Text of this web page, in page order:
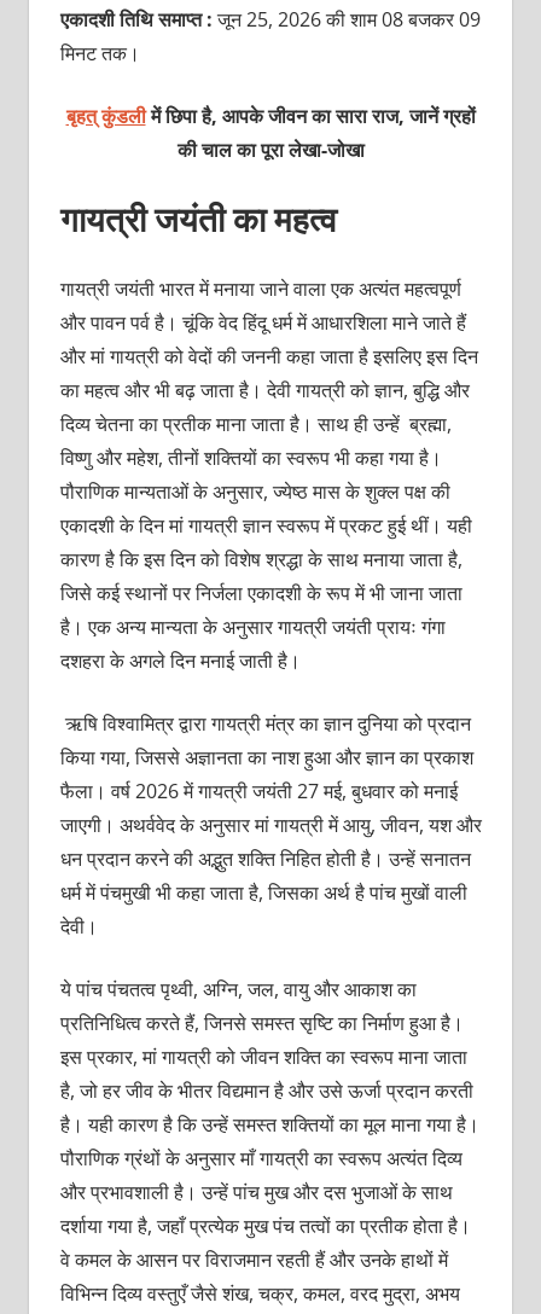
एकादशी तिथि समाप्त :जून 25, 2026 की शाम 08 बजकर 09
मिनट तक।
बृहत् कुंडलीमें छिपा है, आपके जीवन का सारा राज, जानें ग्रहों
की चाल का पूरालेखा-जोखा
गायत्री जयंती का महत्व
गायत्री जयंती भारत में मनाया जाने वाला एक अत्यंत महत्वपूर्ण
और पावन पर्व है। चूंकि वेद हिंदू धर्म में आधारशिला माने जाते हैं
और मां गायत्री को वेदों की जननी कहा जाता है इसलिए इस दिन
का महत्व और भी बढ़ जाता है। देवी गायत्री को ज्ञान, बुद्धि और
दिव्य चेतना का प्रतीक माना जाता है। साथ ही उन्हें ब्रह्मा,
विष्णु और महेश, तीनों शक्तियों का स्वरूप भी कहा गया है।
पौराणिक मान्यताओं के अनुसार, ज्येष्ठ मास के शुक्ल पक्ष की
एकादशी के दिन मां गायत्री ज्ञान स्वरूप में प्रकट हुई थीं। यही
कारण है कि इस दिन को विशेष श्रद्धा के साथ मनाया जाता है,
जिसे कई स्थानों पर निर्जला एकादशी के रूप में भी जाना जाता
है। एक अन्य मान्यता के अनुसार गायत्री जयंती प्रायः गंगा
दशहरा के अगले दिन मनाई जाती है।
ऋषि विश्वामित्र द्वारा गायत्री मंत्र का ज्ञान दुनिया को प्रदान
किया गया, जिससे अज्ञानता का नाश हुआ और ज्ञान का प्रकाश
फैला। वर्ष 2026 में गायत्री जयंती 27 मई, बुधवार को मनाई
जाएगी। अथर्ववेद के अनुसार मां गायत्री में आयु, जीवन, यश और
धन प्रदान करने की अद्भुत शक्ति निहित होती है। उन्हें सनातन
धर्म में पंचमुखी भी कहा जाता है, जिसका अर्थ है पांच मुखों वाली
देवी।
ये पांच पंचतत्व पृथ्वी, अग्नि, जल, वायु और आकाश का
प्रतिनिधित्व करते हैं, जिनसे समस्त सृष्टि का निर्माण हुआ है।
इस प्रकार, मां गायत्री को जीवन शक्ति का स्वरूप माना जाता
है, जो हर जीव के भीतर विद्यमान है और उसे ऊर्जा प्रदान करती
है। यही कारण है कि उन्हें समस्त शक्तियों का मूल माना गया है।
पौराणिक ग्रंथों के अनुसार माँ गायत्री का स्वरूप अत्यंत दिव्य
और प्रभावशाली है। उन्हें पांच मुख और दस भुजाओं के साथ
दर्शाया गया है, जहाँ प्रत्येक मुख पंच तत्वों का प्रतीक होता है।
वे कमल के आसन पर विराजमान रहती हैं और उनके हाथों में
विभिन्न दिव्य वस्तुएँ जैसे शंख, चक्र, कमल, वरद मुद्रा, अभय